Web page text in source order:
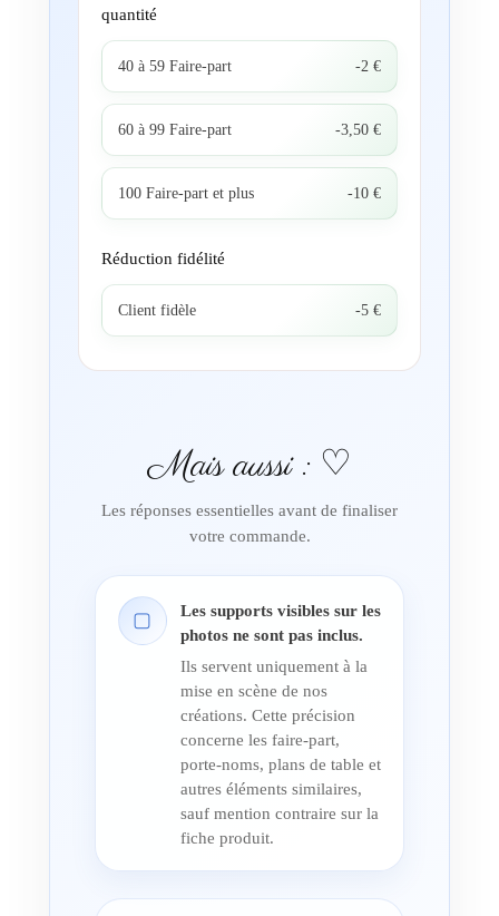
quantité
40 à 59 Faire-part -2 €
60 à 99 Faire-part -3,50 €
100 Faire-part et plus -10 €
Réduction fidélité
Client fidèle -5 €
Mais aussi : ♡
Les réponses essentielles avant de finaliser
votre commande.
▢
Les supports visibles sur les
photos ne sont pas inclus.
Ils servent uniquement à la
mise en scène de nos
créations. Cette précision
concerne les faire-part,
porte-noms, plans de table et
autres éléments similaires,
sauf mention contraire sur la
fiche produit.